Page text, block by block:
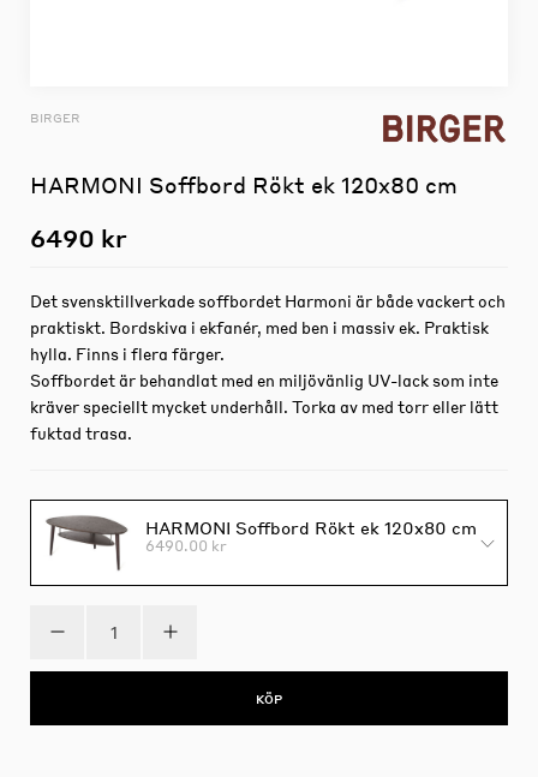
BIRGER
HARMONI Soffbord Rökt ek 120x80 cm
6490 kr
Det svensktillverkade soffbordet Harmoni är både vackert och
praktiskt. Bordskiva i ekfanér, med ben i massiv ek. Praktisk
hylla. Finns i flera färger.
Soffbordet är behandlat med en miljövänlig UV-lack som inte
kräver speciellt mycket underhåll. Torka av med torr eller lätt
fuktad trasa.
HARMONI Soffbord Rökt ek 120x80 cm
6490.00 kr
KÖP